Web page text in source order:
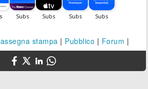
stampa | Pubblico | Forum |